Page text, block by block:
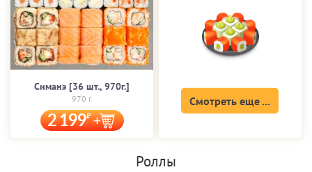
Симанэ [36 шт., 970г.]
970 г.
2 199
Смотреть еще ...
Роллы